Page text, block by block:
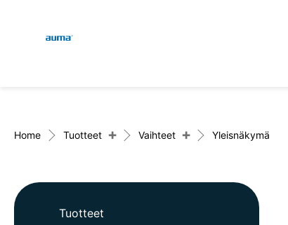
Eurooppa
Aasia ja Tyynen
Home Tuotteet + Vaihteet + Yleisnäkymä
Tuotteet